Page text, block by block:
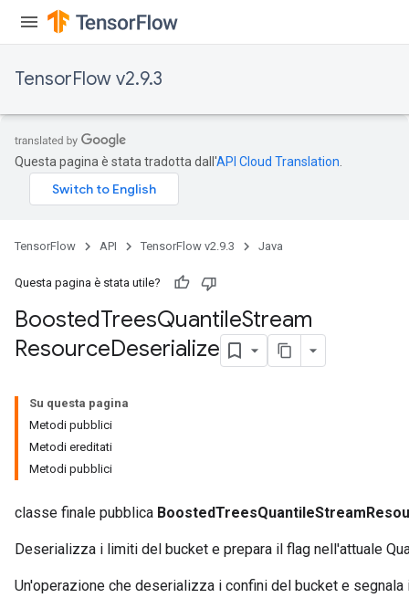
TensorFlow v2.9.3
Questa pagina è stata tradotta dall'API Cloud Translation
TensorFlow API TensorFlow v2.9.3 Java
Questa pagina è stata utile?
BoostedTreesQuantileStream
ResourceDeserialize
Su questa pagina
Metodi pubblici
Metodi ereditati
Metodi pubblici
classe finale pubblica
Deserializza i limiti del bucket e prepara il flag nell'attuale
Un'operazione che deserializza i confini del bucket e